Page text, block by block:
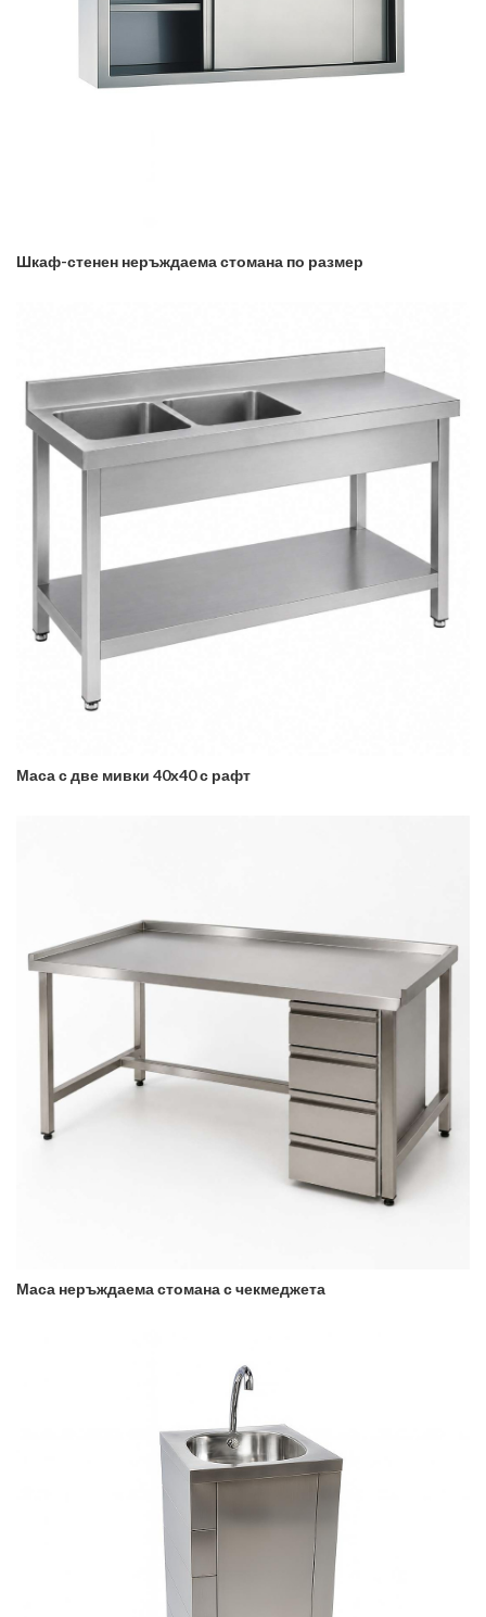
Шкаф-стенен неръждаема стомана по размер
Маса с две мивки 40х40 с рафт
Маса неръждаема стомана с чекмеджета